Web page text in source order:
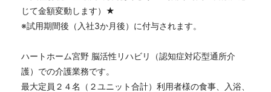
じて金額変動します）★
※試用期間後（入社3か月後）に付与されます。
ハートホーム宮野 脳活性リハビリ（認知症対応型通所介
護）での介護業務です。
最大定員２４名（２ユニット合計）利用者様の食事、入浴、